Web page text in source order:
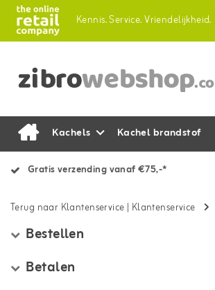
Kennis.Service.Vriendelijkheid.
Kachels Kachel brandstof
Gratis verzending vanaf €75,-*
Terug naar Klantenservice | Klantenservice
Bestellen
Betalen